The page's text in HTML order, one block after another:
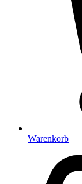
Warenkorb